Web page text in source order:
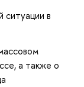
ситуации в
а также о